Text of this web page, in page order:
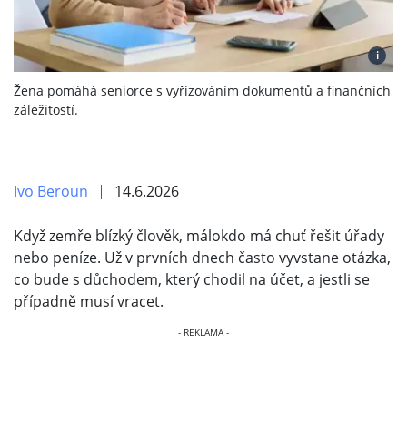
i
Žena pomáhá seniorce s vyřizováním dokumentů a finančních
záležitostí.
Ivo Beroun 14.6.2026
Když zemře blízký člověk, málokdo má chuť řešit úřady
nebo peníze. Už v prvních dnech často vyvstane otázka,
co bude s důchodem, který chodil na účet, a jestli se
případně musí vracet.